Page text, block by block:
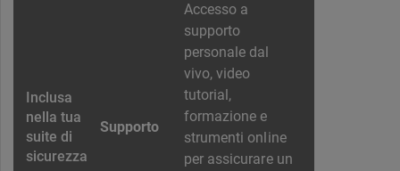
Supporto
Accesso a
supporto
personale dal
vivo, video
tutorial,
formazione e
strumenti online
per assicurare un